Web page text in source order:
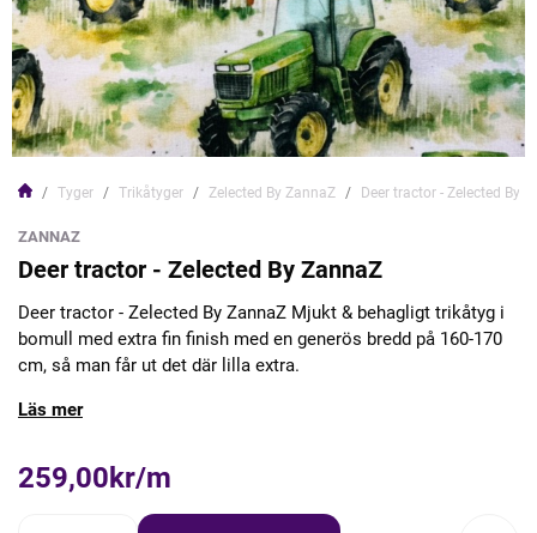
Tyger Trikåtyger Zelected By ZannaZ Deer tractor - Zelected By
ZANNAZ
Deer tractor - Zelected By ZannaZ
Deer tractor - Zelected By ZannaZ Mjukt & behagligt trikåtyg i
bomull med extra fin finish med en generös bredd på 160-170
cm, så man får ut det där lilla extra.
Läs mer
259,00kr/m